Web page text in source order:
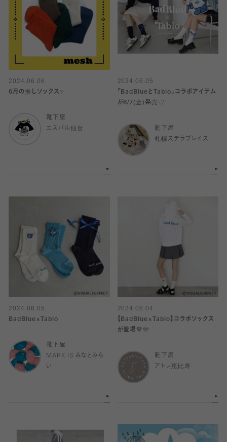
2024.06.06
6月の推しソックス✨
靴下屋
エスパル仙台
2024.06.05
「BadBlueとTabio」コラボアイテム
が6/7(金)発売♡
靴下屋
札幌ステラプレイス
2024.06.05
BadBlue×Tabio
靴下屋
MARK IS みなとみら
い
2024.06.04
【BadBlue×Tabio】コラボソックス
が登場💙🩵
靴下屋
アトレ恵比寿